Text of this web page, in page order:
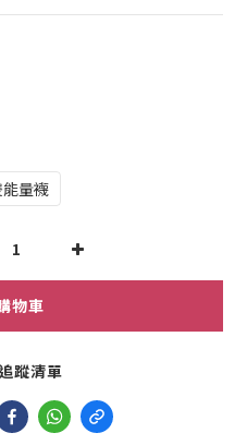
量襪
物車
蹤清單